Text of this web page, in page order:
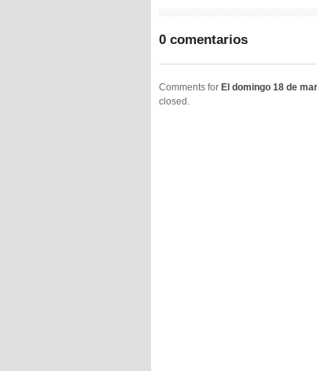
0 comentarios
Comments for El domingo 18 de
closed.